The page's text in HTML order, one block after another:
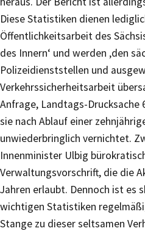
Diese Statistiken dienen
Öffentlichkeitsarbeit des
des Innern‘ und werden ‚den
Polizeidienststellen und
Verkehrssicherheitsarbeit
Anfrage, Landtags-Drucksache
sie nach Ablauf einer
unwiederbringlich vernichtet.
Innenminister Ulbig
Verwaltungsvorschrift, die die
Jahren erlaubt. Dennoch ist es
wichtigen Statistiken
Stange zu dieser seltsamen